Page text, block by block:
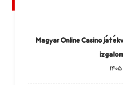
Magyar Online Casino